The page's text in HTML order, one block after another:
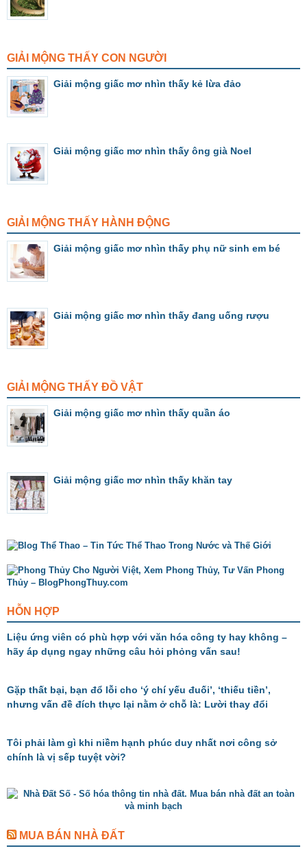
GIẢI MỘNG THẤY CON NGƯỜI
Giải mộng giấc mơ nhìn thấy kẻ lừa đảo
Giải mộng giấc mơ nhìn thấy ông già Noel
GIẢI MỘNG THẤY HÀNH ĐỘNG
Giải mộng giấc mơ nhìn thấy phụ nữ sinh em bé
Giải mộng giấc mơ nhìn thấy đang uống rượu
GIẢI MỘNG THẤY ĐỒ VẬT
Giải mộng giấc mơ nhìn thấy quần áo
Giải mộng giấc mơ nhìn thấy khăn tay
HỖN HỢP
Liệu ứng viên có phù hợp với văn hóa công ty hay không –
hãy áp dụng ngay những câu hỏi phỏng vấn sau!
Gặp thất bại, bạn đổ lỗi cho ‘ý chí yếu đuối’, ‘thiếu tiền’,
nhưng vấn đề đích thực lại nằm ở chỗ là: Lười thay đổi
Tôi phải làm gì khi niềm hạnh phúc duy nhất nơi công sở
chính là vị sếp tuyệt vời?
MUA BÁN NHÀ ĐẤT